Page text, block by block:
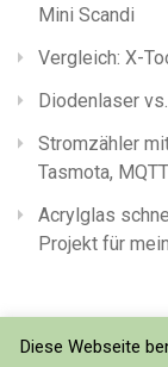
Mini Scandi
Vergleich: X-
Diodenlaser
Stromzähler
Tasmota,
Acrylglas
Projekt für
Diese Webseite